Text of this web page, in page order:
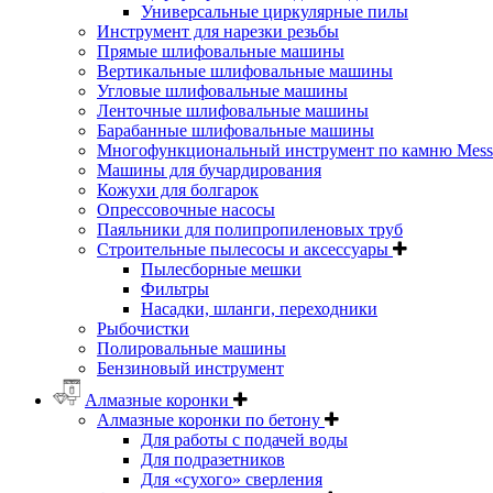
Универсальные циркулярные пилы
Инструмент для нарезки резьбы
Прямые шлифовальные машины
Вертикальные шлифовальные машины
Угловые шлифовальные машины
Ленточные шлифовальные машины
Барабанные шлифовальные машины
Многофункциональный инструмент по камню
Машины для бучардирования
Кожухи для болгарок
Опрессовочные насосы
Паяльники для полипропиленовых труб
Строительные пылесосы и аксессуары
Пылесборные мешки
Фильтры
Насадки, шланги, переходники
Рыбочистки
Полировальные машины
Бензиновый инструмент
Алмазные коронки
Алмазные коронки по бетону
Для работы с подачей воды
Для подразетников
Для «сухого» сверления